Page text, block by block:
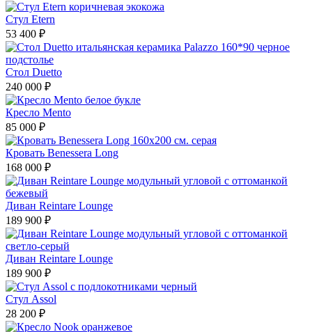
Стул Etern
53 400 ₽
Стол Duetto
240 000 ₽
Кресло Mento
85 000 ₽
Кровать Benessera Long
168 000 ₽
Диван Reintare Lounge
189 900 ₽
Диван Reintare Lounge
189 900 ₽
Стул Assol
28 200 ₽